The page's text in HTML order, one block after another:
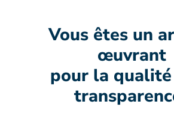
Vous êtes un
œuvrant
pour la